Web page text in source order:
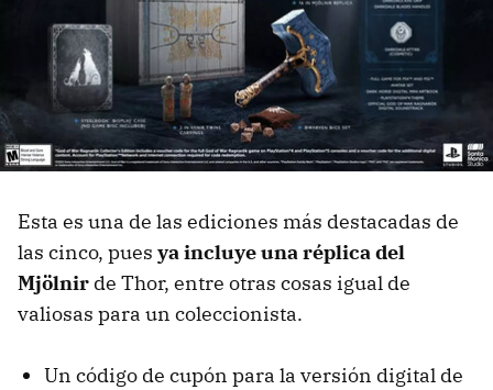
Esta es una de las ediciones más destacadas de
las cinco, pues ya incluye una réplica del
Mjölnir de Thor, entre otras cosas igual de
valiosas para un coleccionista.
Un código de cupón para la versión digital de